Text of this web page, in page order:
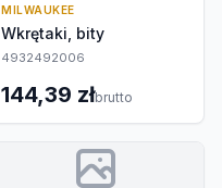
MILWAUKEE
Wkrętaki, bity
4932492006
144,39 złbrutto